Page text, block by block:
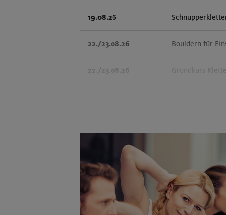
19.08.26
22./23.08.26 Bouldern für
22./23.08.26 Grundkurs
27./28.08.26 Grundkurs
30.08./06./13.09.26 Klettertechnik-